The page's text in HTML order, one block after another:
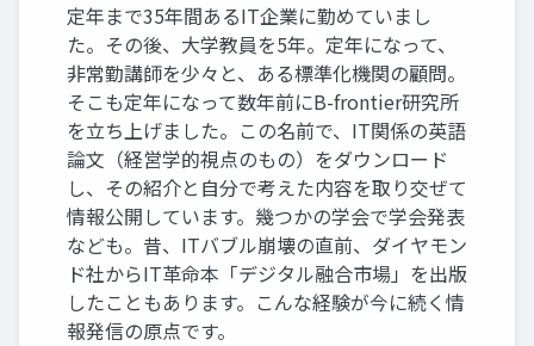
定年まで35年間あるIT企業に勤めていまし
た。その後、大学教員を5年。定年になって、
非常勤講師を少々と、ある標準化機関の顧問。
そこも定年になって数年前にB-frontier研究所
を立ち上げました。この名前で、IT関係の英語
論文（経営学的視点のもの）をダウンロード
し、その紹介と自分で考えた内容を取り交ぜて
情報公開しています。幾つかの学会で学会発表
なども。昔、ITバブル崩壊の直前、ダイヤモン
ド社からIT革命本「デジタル融合市場」を出版
したこともあります。こんな経験が今に続く情
報発信の原点です。